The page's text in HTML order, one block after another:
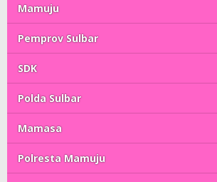
Mamuju
Pemprov Sulbar
SDK
Polda Sulbar
Mamasa
Polresta Mamuju